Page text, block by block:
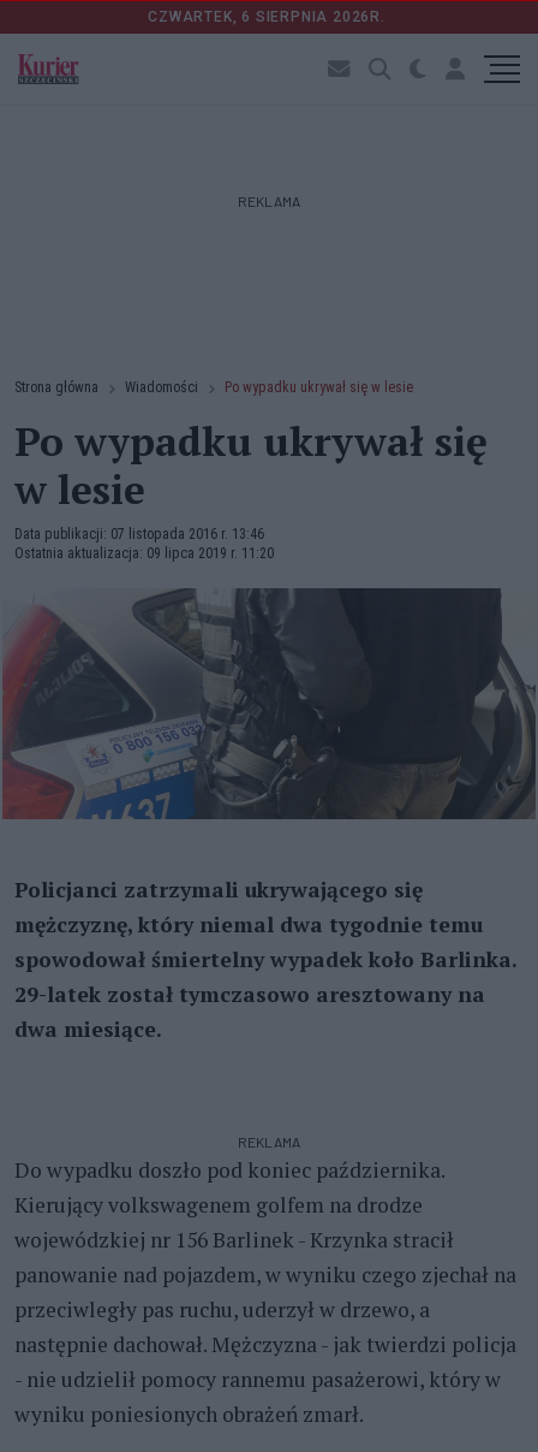
CZWARTEK, 6 SIERPNIA 2026R.
REKLAMA
Strona główna Wiadomości Po wypadku ukrywał się w lesie
Po wypadku ukrywał się
w lesie
Data publikacji: 07 listopada 2016 r. 13:46
Ostatnia aktualizacja: 09 lipca 2019 r. 11:20
Policjanci zatrzymali ukrywającego się
mężczyznę, który niemal dwa tygodnie temu
spowodował śmiertelny wypadek koło Barlinka.
29-latek został tymczasowo aresztowany na
dwa miesiące.
REKLAMA
Do wypadku doszło pod koniec października.
Kierujący volkswagenem golfem na drodze
wojewódzkiej nr 156 Barlinek - Krzynka stracił
panowanie nad pojazdem, w wyniku czego zjechał na
przeciwległy pas ruchu, uderzył w drzewo, a
następnie dachował. Mężczyzna - jak twierdzi policja
- nie udzielił pomocy rannemu pasażerowi, który w
wyniku poniesionych obrażeń zmarł.